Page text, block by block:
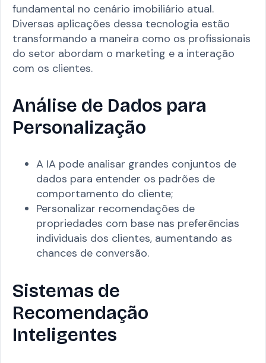
fundamental no cenário imobiliário atual.
Diversas aplicações dessa tecnologia estão
transformando a maneira como os profissionais
do setor abordam o marketing e a interação
com os clientes.
Análise de Dados para
Personalização
A IA pode analisar grandes conjuntos de
dados para entender os padrões de
comportamento do cliente;
Personalizar recomendações de
propriedades com base nas preferências
individuais dos clientes, aumentando as
chances de conversão.
Sistemas de
Recomendação
Inteligentes